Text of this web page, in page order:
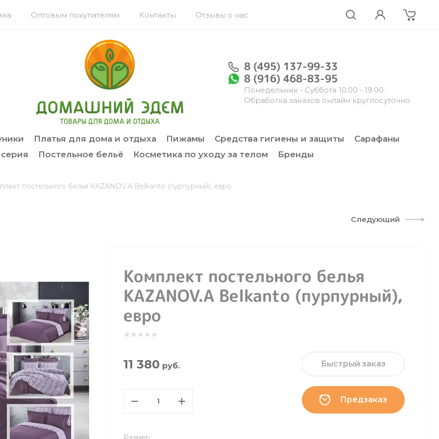
Оптовым покупателям Контакты Отзывы о нас
8 (495) 137-99-33
8 (916) 468-83-95
Понедельник - Суббота 10.00 - 19.00.
Обработка заказов онлайн круглосуточно
Платья для дома и отдыха Пижамы Средства гигиены и защиты
Сарафаны
Постельное бельё Косметика по уходу за телом Бренды
постельного белья KAZANOV.A Belkanto (пурпурный), евро
Следующий
Комплект постельного белья
KAZANOV.A Belkanto (пурпурный),
евро
11 380 руб.
Предзаказ
Быстрый заказ